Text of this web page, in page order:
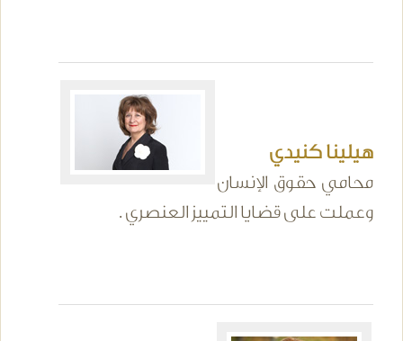
هيلينا كنيدي
محامي حقوق الإنسان
وعملت على قضايا التمييز العنصري .